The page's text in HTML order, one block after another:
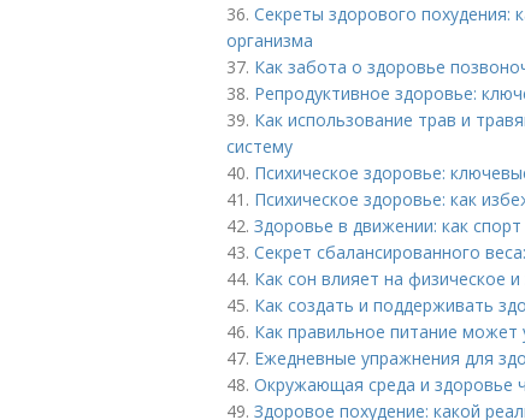
36. Секреты здорового похудения:
организма
37. Как забота о здоровье
38. Репродуктивное здоровье:
39. Как использование трав и
систему
40. Психическое здоровье:
41. Психическое здоровье: как
42. Здоровье в движении: как
43. Секрет сбалансированного
44. Как сон влияет на физическое
45. Как создать и поддерживать
46. Как правильное питание
47. Ежедневные упражнения для
48. Окружающая среда и здоровье
49. Здоровое похудение: какой